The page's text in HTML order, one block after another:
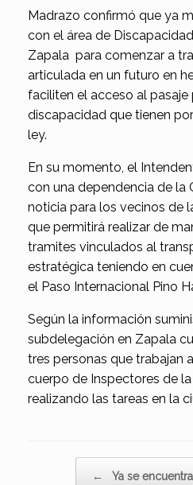
Madrazo confirmó que ya
con el área de
Zapala para comenzar a
articulada en un futuro en
faciliten el acceso al pasaje
discapacidad que tienen
ley.
En su momento, el
con una dependencia de la
noticia para los vecinos de
que permitirá realizar de
tramites vinculados al
estratégica teniendo en
el Paso Internacional Pino
Según la información
subdelegación en Zapala
tres personas que trabajan
cuerpo de Inspectores de
realizando las tareas en la
← Ya se